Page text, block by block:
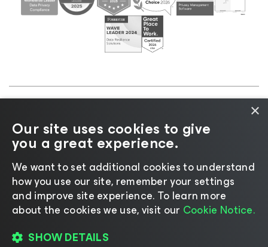
|
Aviso de Cookies|Jurídico|Política de
licenciamento |Recursos para Fornecedores
Mudar idioma
×
Our site uses cookies to give
you a great experience.
We want to set additional cookies to understand
how you use our site, remember your settings
and improve site experience. ​To learn more
about the cookies we use, visit our Cookie Notice.
SHOW DETAILS